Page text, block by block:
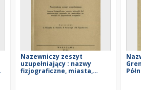
Nazewniczy zeszyt
uzupełniający : nazwy
fizjograficzne, miasta,